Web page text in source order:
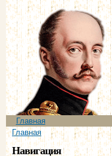
Главное меню
Главная
Вы здесь
Главная
Навигация